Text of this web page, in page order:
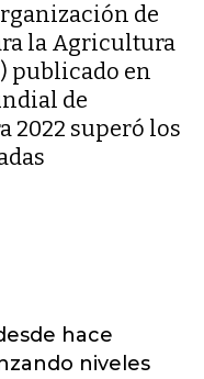
de
la Agricultura
publicado en
de
2022 superó los
hace
niveles